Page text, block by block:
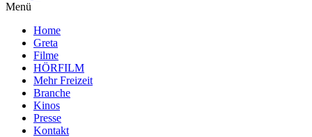
Menü
Home
Greta
Filme
HÖRFILM
Mehr Freizeit
Branche
Kinos
Presse
Kontakt